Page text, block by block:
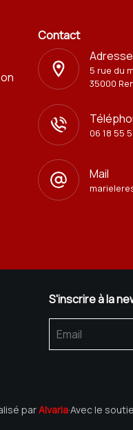
Contact
5 rue du
35000
06 18 55
Mail
S'inscrire à la
parAlvaria·Avec le